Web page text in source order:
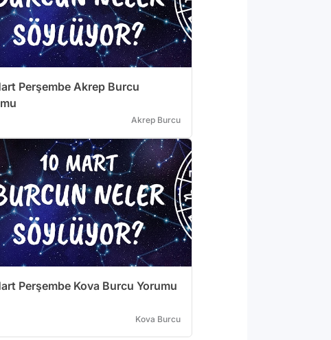
Perşembe Akrep Burcu
Akrep Burcu
Perşembe Kova Burcu Yorumu
Kova Burcu